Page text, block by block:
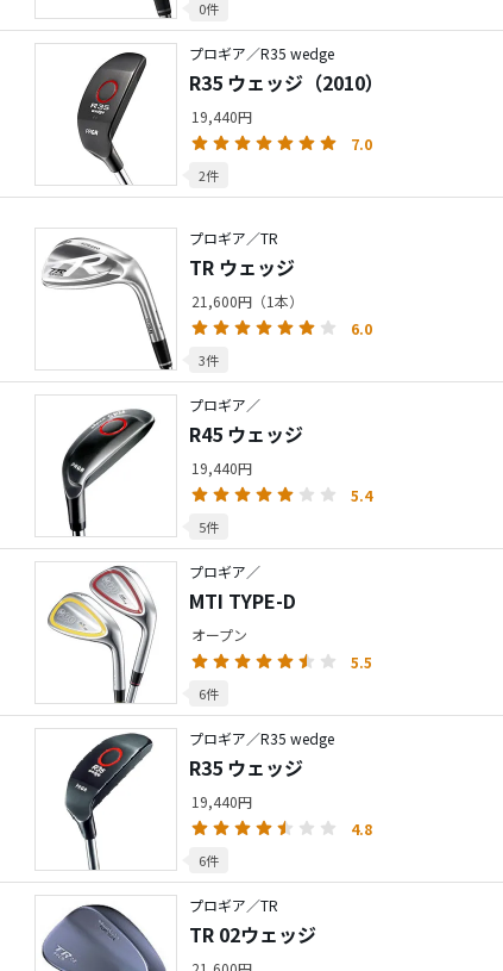
0件
プロギア／R35 wedge
R35 ウェッジ（2010）
19,440円
7.0
2件
プロギア／TR
TR ウェッジ
21,600円（1本）
6.0
3件
プロギア／
R45 ウェッジ
19,440円
5.4
5件
プロギア／
MTI TYPE-D
オープン
5.5
6件
プロギア／R35 wedge
R35 ウェッジ
19,440円
4.8
6件
プロギア／TR
TR 02ウェッジ